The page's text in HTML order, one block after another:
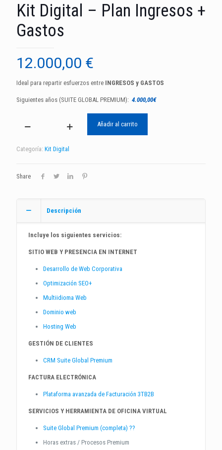
Kit Digital – Plan Ingresos +
Gastos
12.000,00 €
Ideal para repartir esfuerzos entre INGRESOS y GASTOS
Siguientes años (SUITE GLOBAL PREMIUM): 4.000,00€
-
+
Añadir al carrito
Categoría: Kit Digital
Share
Descripción
Incluye los siguientes servicios:
SITIO WEB Y PRESENCIA EN INTERNET
Desarrollo de Web Corporativa
Optimización SEO+
Multiidioma Web
Dominio web
Hosting Web
GESTIÓN DE CLIENTES
CRM Suite Global Premium
FACTURA ELECTRÓNICA
Plataforma avanzada de Facturación 3TB2B
SERVICIOS Y HERRAMIENTA DE OFICINA VIRTUAL
Suite Global Premium (completa) ??
Horas extras / Procesos Premium